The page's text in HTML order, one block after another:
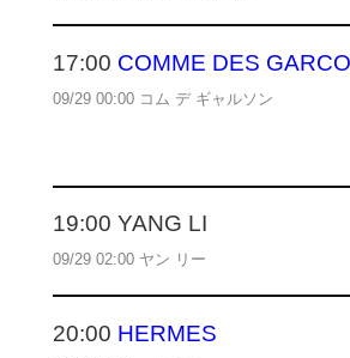
17:00 COMME DES
09/29 00:00 コム デ ギャルソン
19:00 YANG LI
09/29 02:00 ヤン リー
20:00 HERMES